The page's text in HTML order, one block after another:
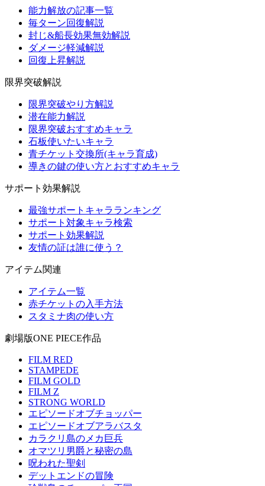
能力解放の記事一覧
毎ターン回復解説
封じ&船長効果無効解説
ダメージ軽減解説
回復上昇解説
限界突破解説
限界突破やり方解説
潜在能力解説
限界突破おすすめキャラ
石板使いたいキャラ
青チケット交換所(キャラ育成)
導きの鍵の使い方とおすすめキャラ
サポート効果解説
最強サポートキャラランキング
サポート対象キャラ検索
サポート効果解説
友情の証は誰に使う？
アイテム関連
アイテム一覧
赤チケットの入手方法
スタミナ肉の使い方
劇場版ONE PIECE作品
FILM RED
STAMPEDE
FILM GOLD
FILM Z
STRONG WORLD
エピソードオブチョッパー
エピソードオブアラバスタ
カラクリ島のメカ巨兵
オマツリ男爵と秘密の島
呪われた聖剣
デットエンドの冒険